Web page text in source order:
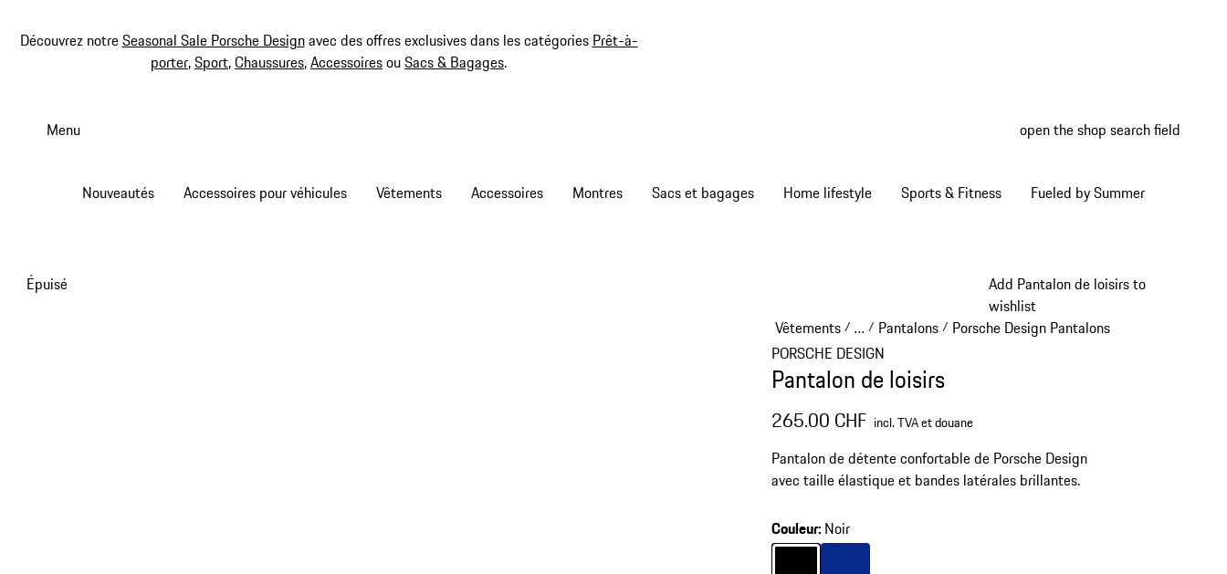
Découvrez notreSeasonal Sale Porsche Designavec des offres exclusives dans les catégories Prêt-à-
porter,Sport,Chaussures,AccessoiresouSacs & Bagages.
Menu open the shop search field
Nouveautés Accessoires pour véhicules Vêtements Accessoires Montres Sacs et bagages Home lifestyle Sports & Fitness Fueled by Summer
Add Pantalon de loisirs to
wishlist
Épuisé
Vêtements/ …
Reveal collapsed breadcrumb items
/ Pantalons/ Porsche Design Pantalons/
PORSCHE DESIGN
Pantalon de loisirs
265.00 CHF incl. TVA et douane
Pantalon de détente confortable de Porsche Design
avec taille élastique et bandes latérales brillantes.
Couleur: Noir
CouleurNoir
Couleur